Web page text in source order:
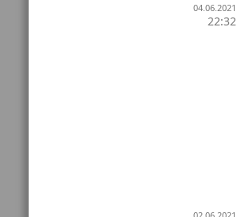
04.06.2021
22:32